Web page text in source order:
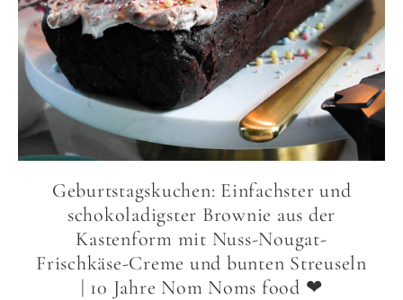
Geburtstagskuchen: Einfachster und
schokoladigster Brownie aus der
Kastenform mit Nuss-Nougat-
Frischkäse-Creme und bunten Streuseln
| 10 Jahre Nom Noms food ❤